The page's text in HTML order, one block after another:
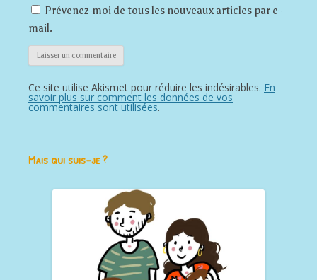
Prévenez-moi de tous les nouveaux articles par e-
mail.
Ce site utilise Akismet pour réduire les indésirables. En
savoir plus sur comment les données de vos
commentaires sont utilisées.
Mais qui suis-je ?